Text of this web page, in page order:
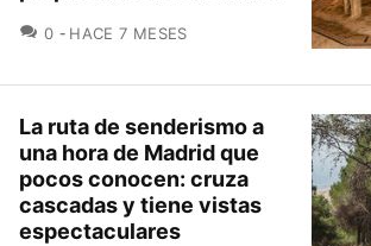
0 COMENTARIOS
HACE 7 MESES
La ruta de senderismo a
una hora de Madrid que
pocos conocen: cruza
cascadas y tiene vistas
espectaculares